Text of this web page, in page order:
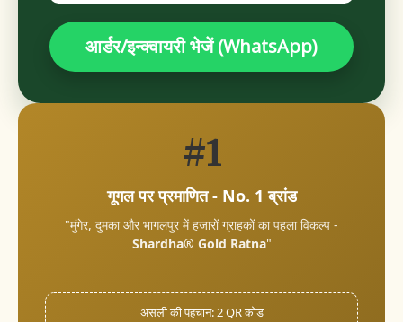
आर्डर/इन्क्वायरी भेजें (WhatsApp)
#1
गूगल पर प्रमाणित - No. 1 ब्रांड
"मुंगेर, दुमका और भागलपुर में हजारों ग्राहकों का पहला विकल्प -
Shardha® Gold Ratna"
असली की पहचान: 2 QR कोड